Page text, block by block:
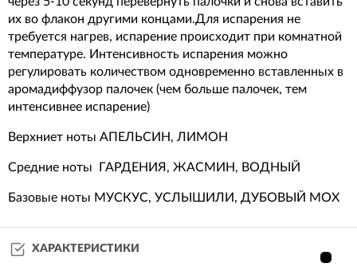
их во флакон другими концами.Для испарения не
требуется нагрев, испарение происходит при комнатной
температуре. Интенсивность испарения можно
регулировать количеством одновременно вставленных в
аромадиффузор палочек (чем больше палочек, тем
интенсивнее испарение)
Верхниет ноты АПЕЛЬСИН, ЛИМОН
Средние ноты ГАРДЕНИЯ, ЖАСМИН, ВОДНЫЙ
Базовые ноты МУСКУС, УСЛЫШИЛИ, ДУБОВЫЙ МОХ
ХАРАКТЕРИСТИКИ